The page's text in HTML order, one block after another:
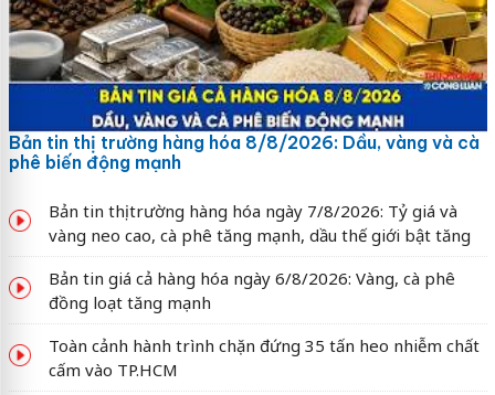
Bản tin thị trường hàng hóa 8/8/2026: Dầu, vàng và cà
phê biến động mạnh
Bản tin thị trường hàng hóa ngày 7/8/2026: Tỷ giá và
vàng neo cao, cà phê tăng mạnh, dầu thế giới bật tăng
Bản tin giá cả hàng hóa ngày 6/8/2026: Vàng, cà phê
đồng loạt tăng mạnh
Toàn cảnh hành trình chặn đứng 35 tấn heo nhiễm chất
cấm vào TP.HCM